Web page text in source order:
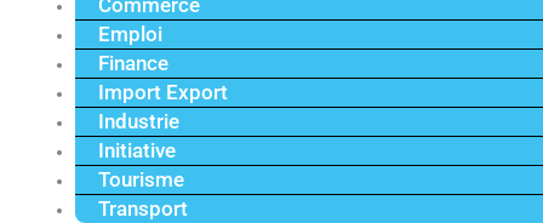
Commerce
Emploi
Finance
Import Export
Industrie
Initiative
Tourisme
Transport